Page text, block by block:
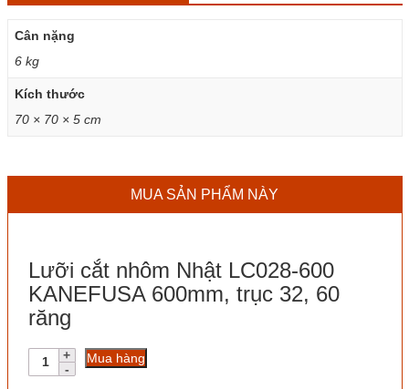
Cân nặng
6 kg
Kích thước
70 × 70 × 5 cm
MUA SẢN PHẨM NÀY
Lưỡi cắt nhôm Nhật LC028-600
KANEFUSA 600mm, trục 32, 60
răng
Lưỡi
Mua hàng